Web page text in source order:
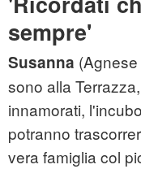
sempre'
Susanna
sono alla
innamorati,
potranno
vera famiglia col